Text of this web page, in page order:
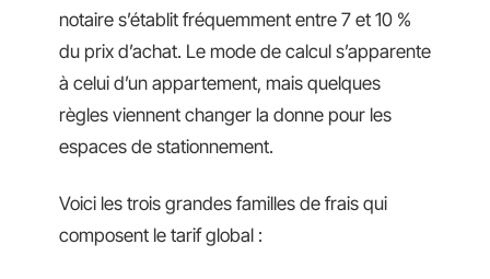
notaire s’établit fréquemment entre 7 et 10 %
du prix d’achat. Le mode de calcul s’apparente
à celui d’un appartement, mais quelques
règles viennent changer la donne pour les
espaces de stationnement.
Voici les trois grandes familles de frais qui
composent le tarif global :